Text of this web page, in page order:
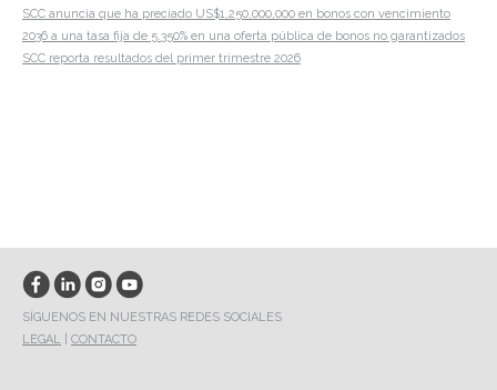
SCC anuncia que ha preciado US$1,250,000,000 en bonos con vencimiento
2036 a una tasa fija de 5.350% en una oferta pública de bonos no garantizados
SCC reporta resultados del primer trimestre 2026
SÍGUENOS EN NUESTRAS REDES SOCIALES
LEGAL
CONTACTO